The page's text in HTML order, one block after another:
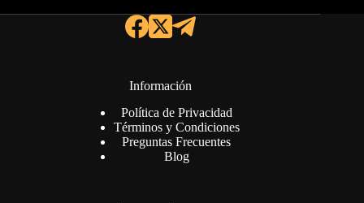
Información
Política de Privacidad
Términos y Condiciones
Preguntas Frecuentes
Blog